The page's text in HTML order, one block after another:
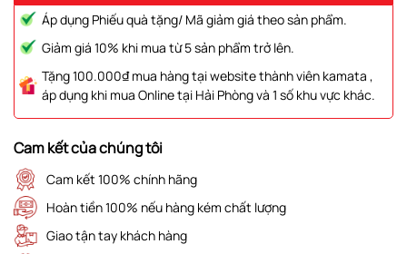
Áp dụng Phiếu quà tặng/ Mã giảm giá theo sản phẩm.
Giảm giá 10% khi mua từ 5 sản phẩm trở lên.
Tặng 100.000₫ mua hàng tại website thành viên kamata ,
áp dụng khi mua Online tại Hải Phòng và 1 số khu vực khác.
Cam kết của chúng tôi
Cam kết 100% chính hãng
Hoàn tiền 100% nếu hàng kém chất lượng
Giao tận tay khách hàng